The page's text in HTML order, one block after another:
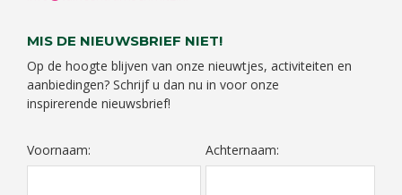
MIS DE NIEUWSBRIEF NIET!
Op de hoogte blijven van onze nieuwtjes, activiteiten en
aanbiedingen? Schrijf u dan nu in voor onze
inspirerende nieuwsbrief!
Voornaam: Achternaam: